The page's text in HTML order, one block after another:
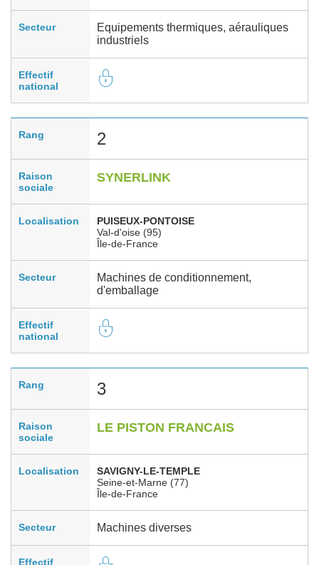
Secteur
Equipements thermiques, aérauliques
industriels
Effectif
national
Rang 2
Raison
sociale
SYNERLINK
Localisation
PUISEUX-PONTOISE
Val-d'oise (95)
Île-de-France
Secteur
Machines de conditionnement,
d'emballage
Effectif
national
Rang 3
Raison
sociale
LE PISTON FRANCAIS
Localisation
SAVIGNY-LE-TEMPLE
Seine-et-Marne (77)
Île-de-France
Secteur Machines diverses
Effectif